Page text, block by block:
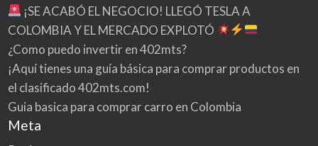
¡SE ACABÓ EL NEGOCIO! LLEGÓ TESLA A
COLOMBIA Y EL MERCADO EXPLOTÓ
¿Como puedo invertir en 402mts?
¡Aquí tienes una guía básica para comprar productos en
el clasificado 402mts.com!
Guia basica para comprar carro en Colombia
Meta